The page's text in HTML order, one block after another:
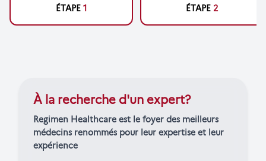
ÉTAPE 1
ÉTAPE 2
À la recherche d'un expert?
Regimen Healthcare est le foyer des meilleurs
médecins renommés pour leur expertise et leur
expérience